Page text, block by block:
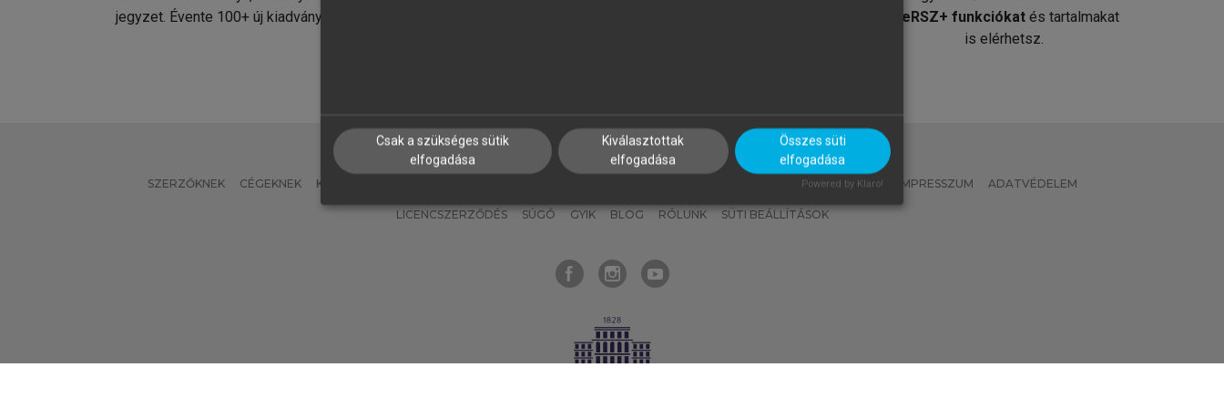
jegyzet. Évente 100+ új kiadvány.
MeRSZ+ funkciókat és tartalmakat
is elérhetsz.
SZERZŐKNEK CÉGEKNEK KÖNYVTÁROSOKNAK MI – ÁLTALÁNOS IRÁNYELVEK IMPRESSZUM ADATVÉDELEM
LICENCSZERZŐDÉS SÚGÓ GYIK BLOG RÓLUNK SÜTI BEÁLLÍTÁSOK
Csak a szükséges sütik
elfogadása
Kiválasztottak
elfogadása
Összes süti
elfogadása
Powered by Klaro!